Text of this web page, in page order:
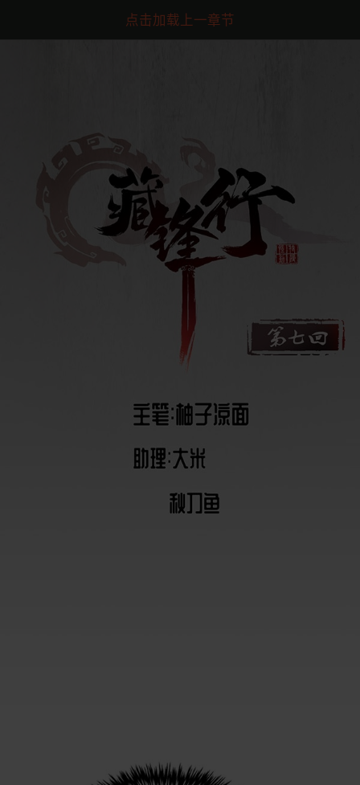
点击加载上一章节